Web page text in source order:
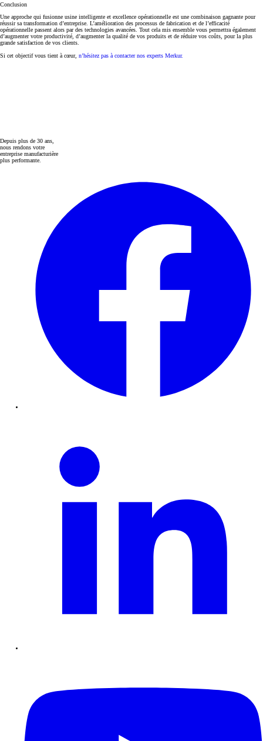
Conclusion
Une approche qui fusionne usine intelligente et excellence opérationnelle est une combinaison gagnante pour
réussir sa transformation d’entreprise. L’amélioration des processus de fabrication et de l’efficacité
opérationnelle passent alors par des technologies avancées. Tout cela mis ensemble vous permettra également
d’augmenter votre productivité, d’augmenter la qualité de vos produits et de réduire vos coûts, pour la plus
grande satisfaction de vos clients.
Si cet objectif vous tient à cœur, n’hésitez pas à contacter nos experts Merkur.
Depuis plus de 30 ans,
nous rendons votre
entreprise manufacturière
plus performante.